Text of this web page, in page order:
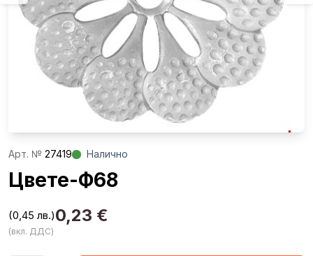
Aрт. № 27419 Налично
Цвете-Ф68
0,23 €
(0,45 лв.)
(вкл. ДДС)